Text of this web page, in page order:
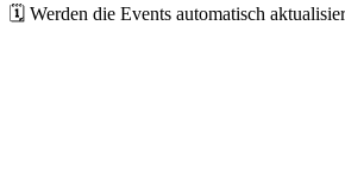
🗓️ Werden die Events automatisch